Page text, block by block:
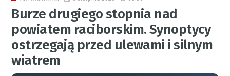
Burze drugiego stopnia nad
powiatem raciborskim. Synoptycy
ostrzegają przed ulewami i silnym
wiatrem